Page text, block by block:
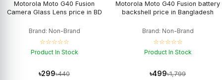
Motorola Moto G40 Fusion
Camera Glass Lens price in BD
Brand: Non-Brand
☆☆☆☆☆
Product In Stock
৳299৳440
Motorola Moto G40 Fusion battery
backshell price in Bangladesh
Brand: Non-Brand
☆☆☆☆☆
Product In Stock
৳499৳1,799